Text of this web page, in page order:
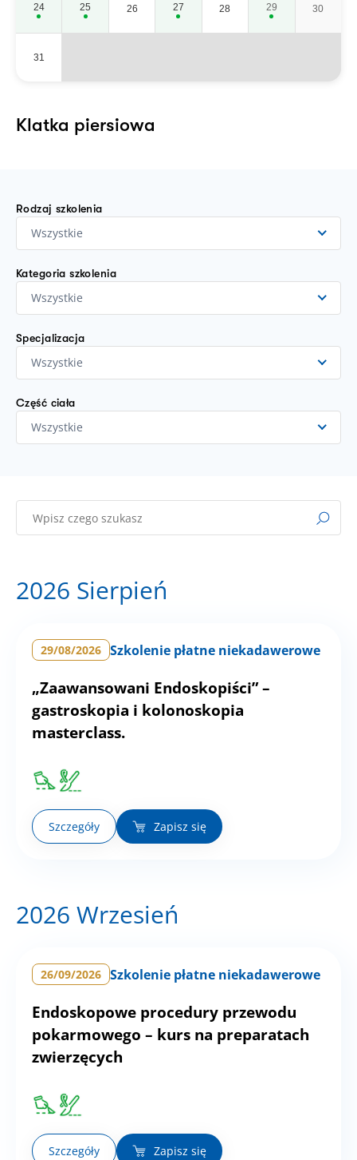
24 25 26 27 28 29 30
31
Klatka piersiowa
Rodzaj szkolenia
Wszystkie
Kategoria szkolenia
Wszystkie
Specjalizacja
Wszystkie
Część ciała
Wszystkie
2026 Sierpień
29/08/2026 Szkolenie płatne niekadawerowe
„Zaawansowani Endoskopiści” –
gastroskopia i kolonoskopia
masterclass.
Szczegóły Zapisz się
2026 Wrzesień
26/09/2026 Szkolenie płatne niekadawerowe
Endoskopowe procedury przewodu
pokarmowego – kurs na preparatach
zwierzęcych
Szczegóły Zapisz się